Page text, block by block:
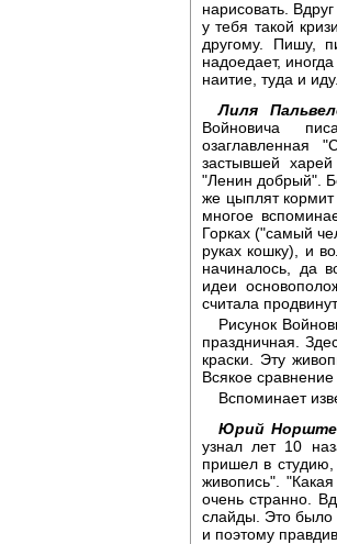
нарисовать.
у тебя такой
другому. Пишу,
надоедает,
наитие, туда и
Лиля
Войновича
озаглавленная
застывшей
"Ленин добрый".
же цыплят
многое
Горках ("самый
руках кошку), и
начиналось, да
идеи
считала
Рисунок
праздничная.
краски. Эту
Всякое
Вспоминает
Юрий
узнал лет 10
пришел в
живопись".
очень странно.
слайды. Это было
и поэтому